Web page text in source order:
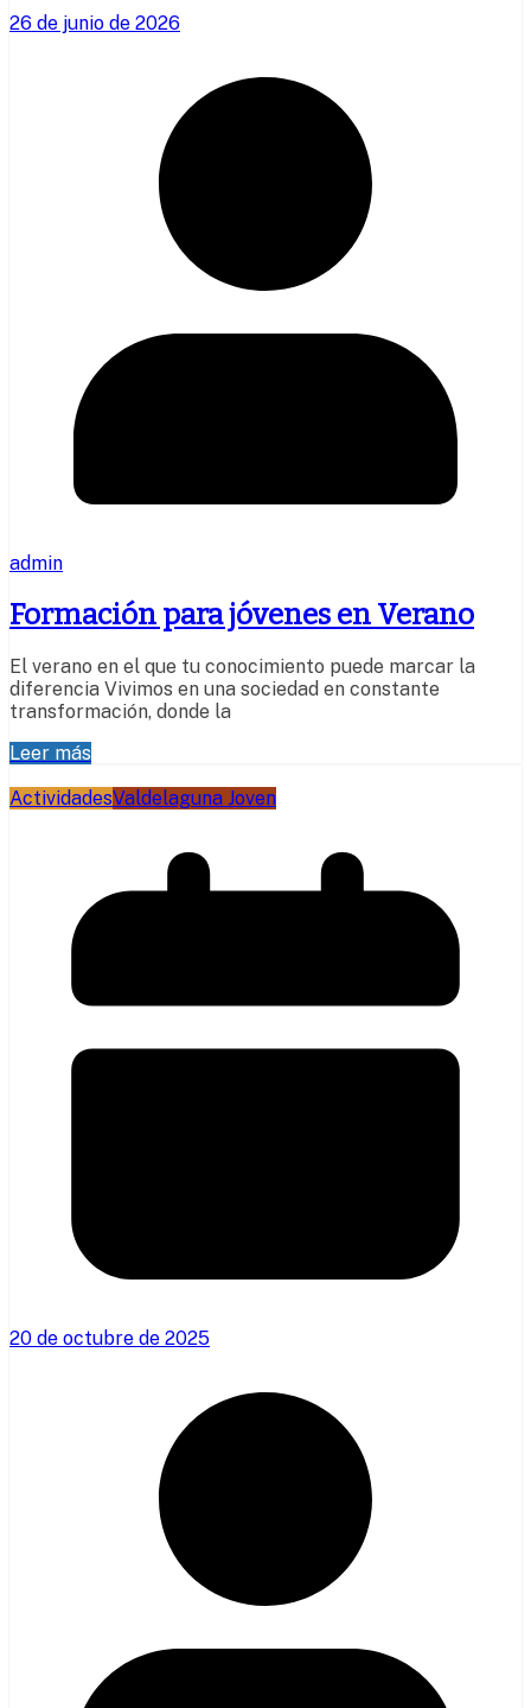
26 de junio de 2026
admin
Formación para jóvenes en Verano
El verano en el que tu conocimiento puede marcar la
diferencia Vivimos en una sociedad en constante
transformación, donde la
Leer más
ActividadesValdelaguna Joven
20 de octubre de 2025